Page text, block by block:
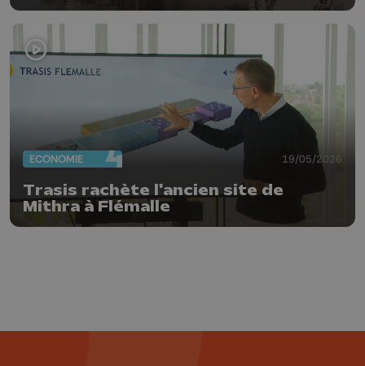
ECONOMIE 19/05/2026
Trasis rachète l'ancien site de
Mithra à Flémalle